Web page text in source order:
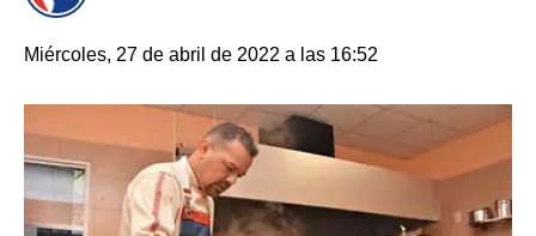
Miércoles, 27 de abril de 2022 a las 16:52